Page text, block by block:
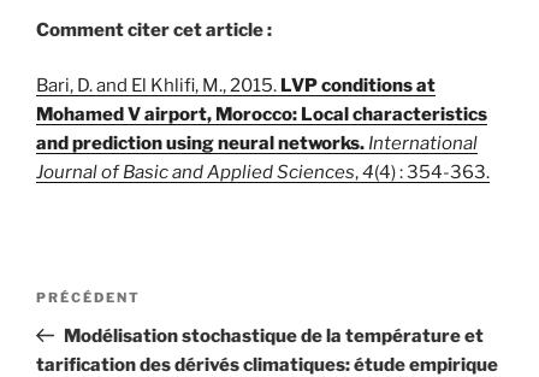
Comment citer cet article :
Bari, D. and El Khlifi, M., 2015. LVP conditions at
Mohamed V airport, Morocco: Local characteristics
and prediction using neural networks. International
Journal of Basic and Applied Sciences,4(4) : 354-363.
Navigation
l’article
Article
précédent
PRÉCÉDENT
Modélisation stochastique de la température et
tarification des dérivés climatiques: étude empirique